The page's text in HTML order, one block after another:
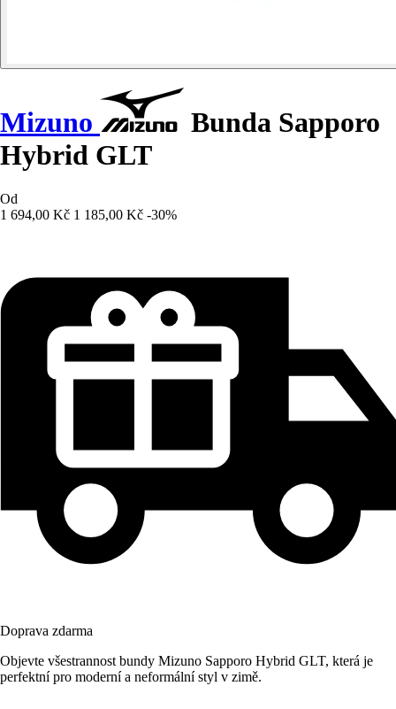
Mizuno
Bunda Sapporo
Hybrid GLT
Od
1 694,00 Kč 1 185,00 Kč -30%
Doprava zdarma
Objevte všestrannost bundy Mizuno Sapporo Hybrid GLT, která je
perfektní pro moderní a neformální styl v zimě.